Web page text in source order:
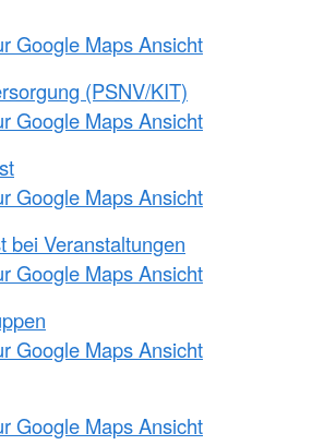
Google Maps Ansicht
(PSNV/KIT)
Google Maps Ansicht
Google Maps Ansicht
bei Veranstaltungen
Google Maps Ansicht
Google Maps Ansicht
Google Maps Ansicht